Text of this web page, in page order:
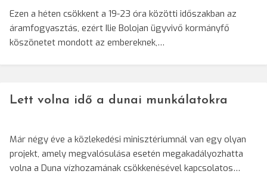
Ezen a héten csökkent a 19-23 óra közötti időszakban az
áramfogyasztás, ezért Ilie Bolojan ügyvivő kormányfő
köszönetet mondott az embereknek,…
Lett volna idő a dunai munkálatokra
Már négy éve a közlekedési minisztériumnál van egy olyan
projekt, amely megvalósulása esetén megakadályozhatta
volna a Duna vízhozamának csökkenésével kapcsolatos…